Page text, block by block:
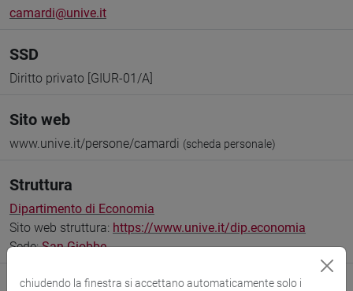
camardi@unive.it
SSD
Diritto privato [GIUR-01/A]
Sito web
www.unive.it/persone/camardi (scheda personale)
Struttura
Dipartimento di Economia
Sito web struttura: https://www.unive.it/dip.economia
Sede:San Giobbe
chiudendo la finestra si accettano automaticamente solo i